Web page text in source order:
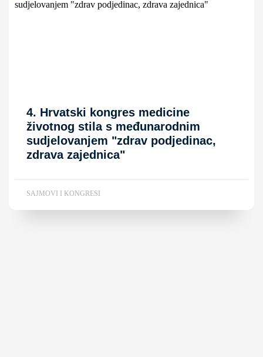
4. Hrvatski kongres medicine
životnog stila s međunarodnim
sudjelovanjem "zdrav podjedinac,
zdrava zajednica"
SAJMOVI I KONGRESI